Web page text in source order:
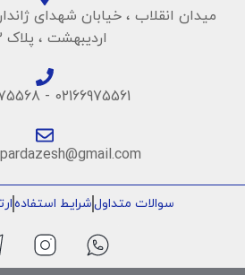
میدان انقلاب ، خیابان شهدای
اردیبهشت ، پلاک 132
02166975561 - 02166975568
سوالات متداولشرایط استفاده